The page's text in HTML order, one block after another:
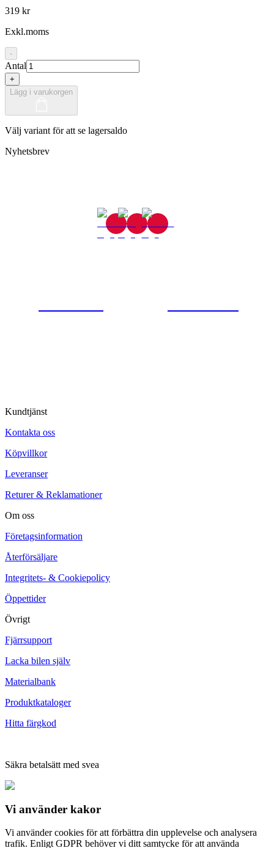
319 kr
Exkl.moms
-
Antal
+
Lägg i varukorgen
Välj variant för att se lagersaldo
Nyhetsbrev
Kundtjänst
Kontakta oss
Köpvillkor
Leveranser
Returer & Reklamationer
Om oss
Företagsinformation
Återförsäljare
Integritets- & Cookiepolicy
Öppettider
Övrigt
Fjärrsupport
Lacka bilen själv
Materialbank
Produktkataloger
Hitta färgkod
Säkra betalsätt med svea
Vi använder kakor
Vi använder cookies för att förbättra din upplevelse och analysera
trafik. Enligt GDPR behöver vi ditt samtycke för att använda